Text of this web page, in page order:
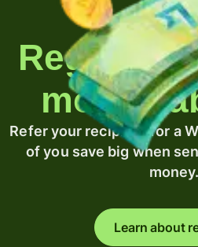
Regularly
money
Refer your recipient for a
of you save big when
money.
Learn about